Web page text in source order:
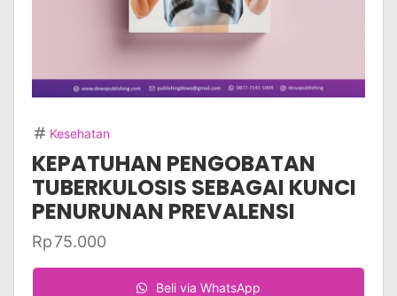
Kesehatan
KEPATUHAN PENGOBATAN
TUBERKULOSIS SEBAGAI KUNCI
PENURUNAN PREVALENSI
Rp75.000
Beli via WhatsApp